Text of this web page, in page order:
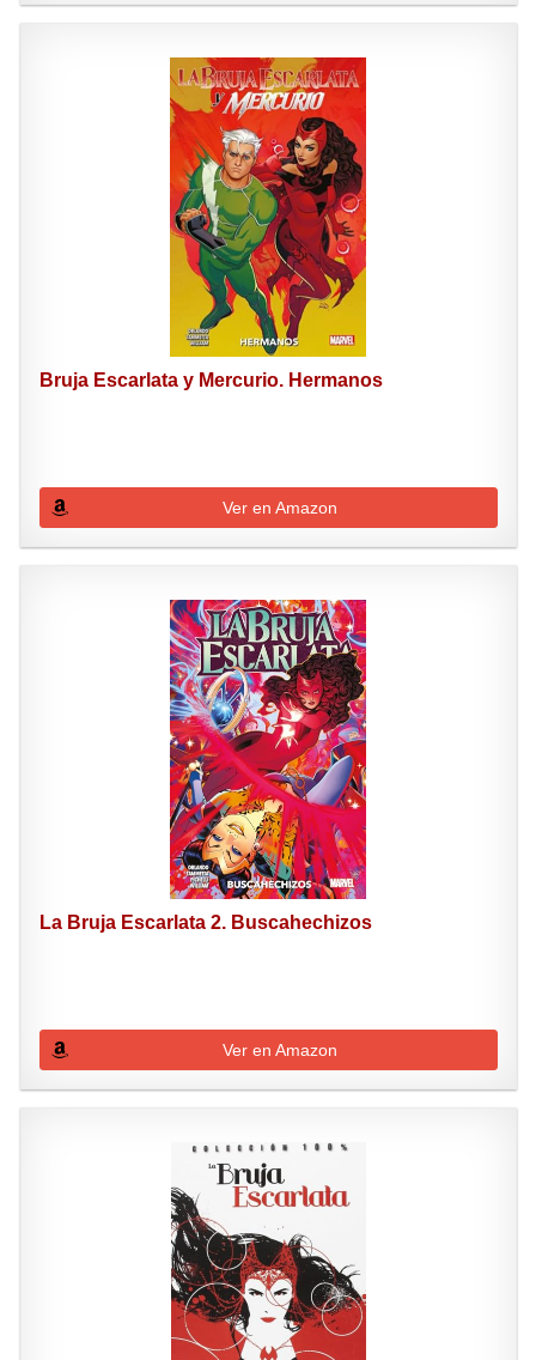
Bruja Escarlata y Mercurio. Hermanos
Ver en Amazon
La Bruja Escarlata 2. Buscahechizos
Ver en Amazon